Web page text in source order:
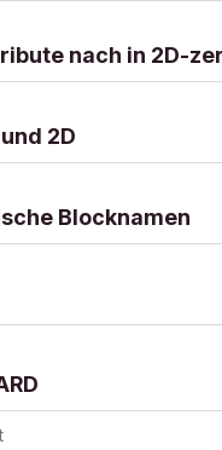
nach in 2D-
2D
Blocknamen